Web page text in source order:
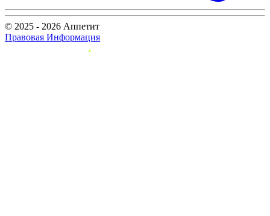
© 2025 - 2026 Аппетит
Правовая Информация